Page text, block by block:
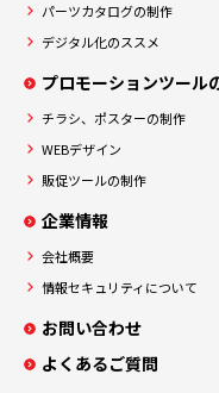
パーツカタログの制作
デジタル化のススメ
プロモーションツール
チラシ、ポスターの制作
WEBデザイン
販促ツールの制作
企業情報
会社概要
情報セキュリティについて
お問い合わせ
よくあるご質問